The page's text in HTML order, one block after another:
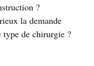
?
la demande
type de chirurgie ?